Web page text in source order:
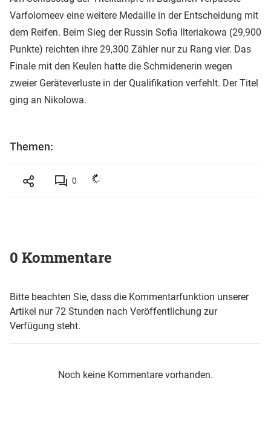
Varfolomeev eine weitere Medaille in der Entscheidung mit
dem Reifen. Beim Sieg der Russin Sofia Ilteriakowa (29,900
Punkte) reichten ihre 29,300 Zähler nur zu Rang vier. Das
Finale mit den Keulen hatte die Schmidenerin wegen
zweier Geräteverluste in der Qualifikation verfehlt. Der Titel
ging an Nikolowa.
Themen:
0
0 Kommentare
Bitte beachten Sie, dass die Kommentarfunktion unserer
Artikel nur 72 Stunden nach Veröffentlichung zur
Verfügung steht.
Noch keine Kommentare vorhanden.